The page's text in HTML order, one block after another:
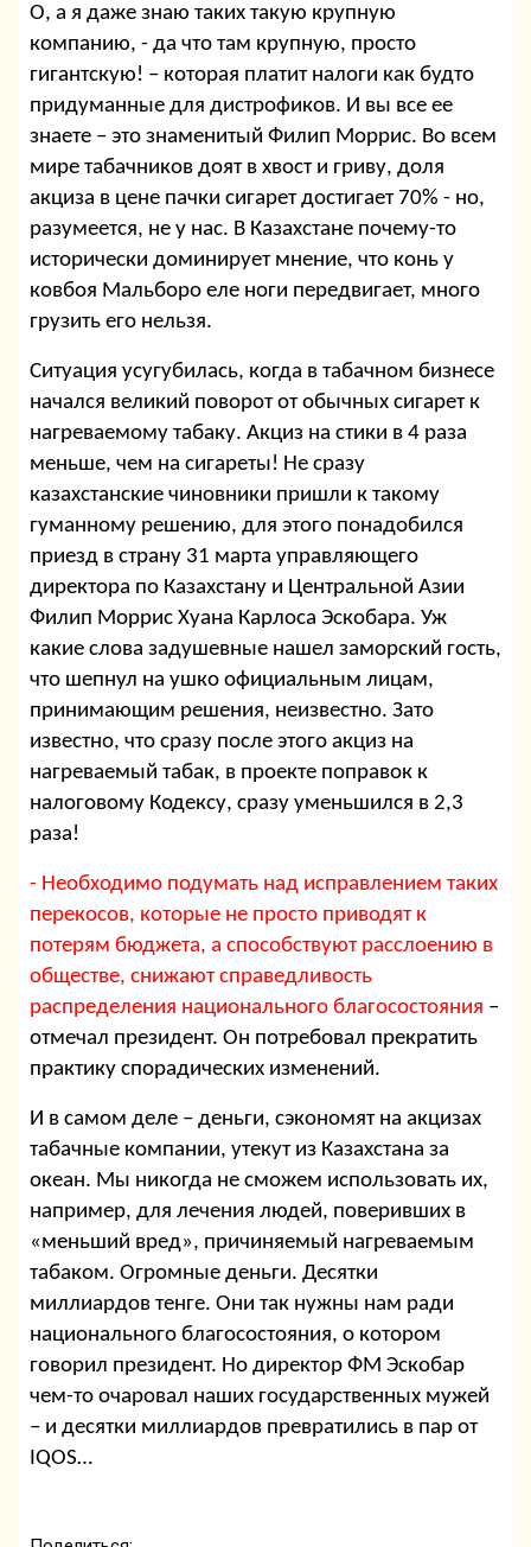
О, а я даже знаю таких такую крупную
компанию, - да что там крупную, просто
гигантскую! – которая платит налоги как будто
придуманные для дистрофиков. И вы все ее
знаете – это знаменитый Филип Моррис. Во всем
мире табачников доят в хвост и гриву, доля
акциза в цене пачки сигарет достигает 70% - но,
разумеется, не у нас. В Казахстане почему-то
исторически доминирует мнение, что конь у
ковбоя Мальборо еле ноги передвигает, много
грузить его нельзя.
Ситуация усугубилась, когда в табачном бизнесе
начался великий поворот от обычных сигарет к
нагреваемому табаку. Акциз на стики в 4 раза
меньше, чем на сигареты! Не сразу
казахстанские чиновники пришли к такому
гуманному решению, для этого понадобился
приезд в страну 31 марта управляющего
директора по Казахстану и Центральной Азии
Филип Моррис Хуана Карлоса Эскобара. Уж
какие слова задушевные нашел заморский гость,
что шепнул на ушко официальным лицам,
принимающим решения, неизвестно. Зато
известно, что сразу после этого акциз на
нагреваемый табак, в проекте поправок к
налоговому Кодексу, сразу уменьшился в 2,3
раза!
- Необходимо подумать над исправлением таких
перекосов, которые не просто приводят к
потерям бюджета, а способствуют расслоению в
обществе, снижают справедливость
распределения национального благосостояния –
отмечал президент. Он потребовал прекратить
практику спорадических изменений.
И в самом деле – деньги, сэкономят на акцизах
табачные компании, утекут из Казахстана за
океан. Мы никогда не сможем использовать их,
например, для лечения людей, поверивших в
«меньший вред», причиняемый нагреваемым
табаком. Огромные деньги. Десятки
миллиардов тенге. Они так нужны нам ради
национального благосостояния, о котором
говорил президент. Но директор ФМ Эскобар
чем-то очаровал наших государственных мужей
– и десятки миллиардов превратились в пар от
IQOS…